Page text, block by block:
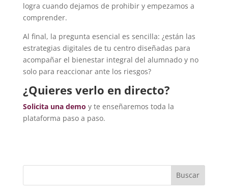
logra cuando dejamos de prohibir y empezamos a
comprender.
Al final, la pregunta esencial es sencilla: ¿están las
estrategias digitales de tu centro diseñadas para
acompañar el bienestar integral del alumnado y no
solo para reaccionar ante los riesgos?
¿Quieres verlo en directo?
Solicita una demo y te enseñaremos toda la
plataforma paso a paso.
Buscar